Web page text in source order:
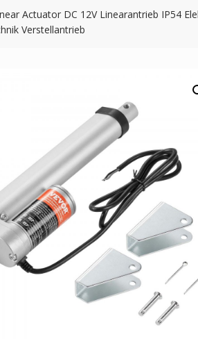
Actuator DC 12V Linearantrieb IP54
Verstellantrieb